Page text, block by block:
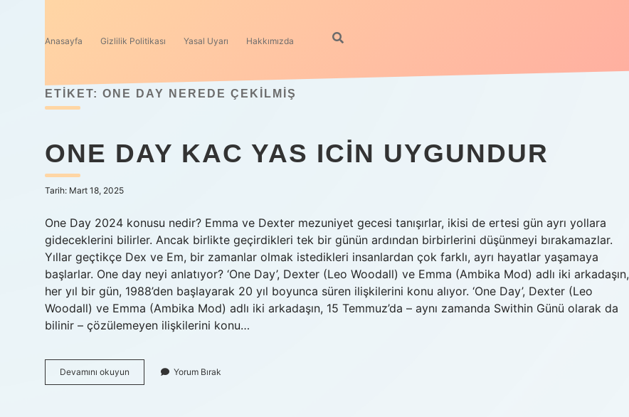
Anasayfa Gizlilik Politikası Yasal Uyarı Hakkımızda
ETIKET: ONE DAY NEREDE ÇEKILMIŞ
ONE DAY KAC YAS ICIN UYGUNDUR
Tarih: Mart 18, 2025
One Day 2024 konusu nedir? Emma ve Dexter mezuniyet gecesi tanışırlar, ikisi de ertesi gün ayrı yollara
gideceklerini bilirler. Ancak birlikte geçirdikleri tek bir günün ardından birbirlerini düşünmeyi bırakamazlar.
Yıllar geçtikçe Dex ve Em, bir zamanlar olmak istedikleri insanlardan çok farklı, ayrı hayatlar yaşamaya
başlarlar. One day neyi anlatıyor? ‘One Day’, Dexter (Leo Woodall) ve Emma (Ambika Mod) adlı iki arkadaşın,
her yıl bir gün, 1988’den başlayarak 20 yıl boyunca süren ilişkilerini konu alıyor. ‘One Day’, Dexter (Leo
Woodall) ve Emma (Ambika Mod) adlı iki arkadaşın, 15 Temmuz’da – aynı zamanda Swithin Günü olarak da
bilinir – çözülemeyen ilişkilerini konu…
Devamını okuyun
Day
Yorum Bırak